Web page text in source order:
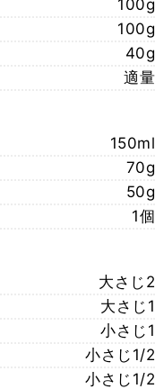
100g
100g
40g
適量
150ml
70g
50g
1個
大さじ2
大さじ1
小さじ1
小さじ1/2
小さじ1/2